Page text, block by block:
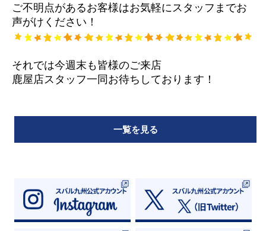
ご不明点があるお客様はお気軽にスタッフまでお
声がけください！
それでは今週末も皆様のご来店
鹿屋店スタッフ一同お待ちしております！
一覧を見る